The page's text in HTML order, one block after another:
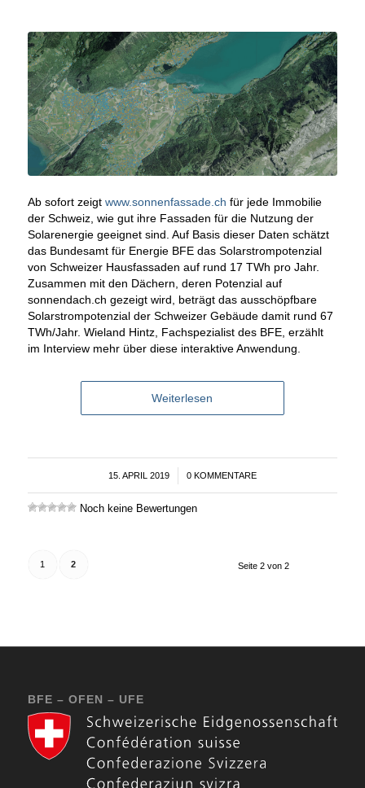
Ab sofort zeigt www.sonnenfassade.ch für jede Immobilie
der Schweiz, wie gut ihre Fassaden für die Nutzung der
Solarenergie geeignet sind. Auf Basis dieser Daten schätzt
das Bundesamt für Energie BFE das Solarstrompotenzial
von Schweizer Hausfassaden auf rund 17 TWh pro Jahr.
Zusammen mit den Dächern, deren Potenzial auf
sonnendach.ch gezeigt wird, beträgt das ausschöpfbare
Solarstrompotenzial der Schweizer Gebäude damit rund 67
TWh/Jahr. Wieland Hintz, Fachspezialist des BFE, erzählt
im Interview mehr über diese interaktive Anwendung.
Weiterlesen
15. APRIL 2019
/ 0 KOMMENTARE
Noch keine Bewertungen
Seite 2 von 2
1 2
BFE – OFEN – UFE